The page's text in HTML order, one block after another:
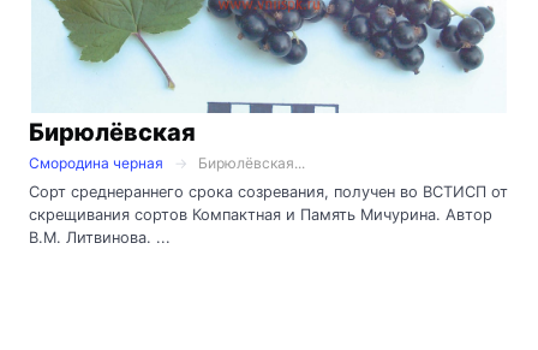
Бирюлёвская
Смородина черная
Бирюлёвская...
Сорт среднераннего срока созревания, получен во ВСТИСП от
скрещивания сортов Компактная и Память Мичурина. Автор
В.М. Литвинова. ...